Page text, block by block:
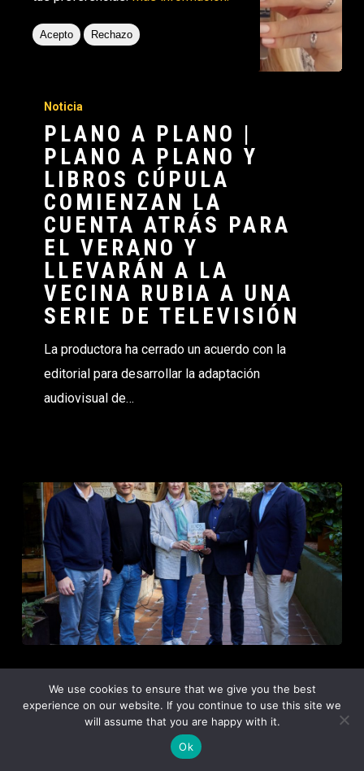
Noticia
PLANO A PLANO |
PLANO A PLANO Y
LIBROS CÚPULA
COMIENZAN LA
CUENTA ATRÁS PARA
EL VERANO Y
LLEVARÁN A LA
VECINA RUBIA A UNA
SERIE DE TELEVISIÓN
La productora ha cerrado un acuerdo con la
editorial para desarrollar la adaptación
audiovisual de…
PLANO A PLANO |
LEJOS DE LUISIANA DE
LUZ GABÁS, PREMIO
Acepto Rechazo
We use cookies to ensure that we give you the best
experience on our website. If you continue to use this site we
will assume that you are happy with it.
Ok